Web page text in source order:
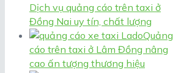
Dịch vụ quảng cáo trên taxi ở
Đồng Nai uy tín, chất lượng
Quảng
cáo trên taxi ở Lâm Đồng nâng
cao ấn tượng thương hiệu